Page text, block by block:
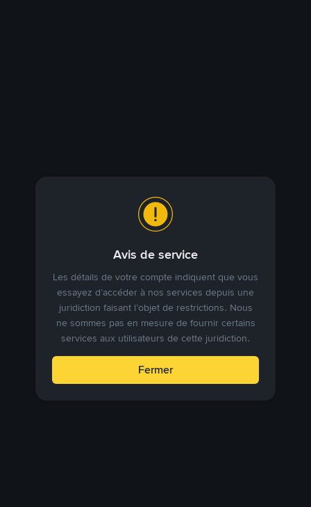
Avis de service
Les détails de votre compte indiquent que vous
essayez d’accéder à nos services depuis une
juridiction faisant l’objet de restrictions. Nous
ne sommes pas en mesure de fournir certains
services aux utilisateurs de cette juridiction.
Fermer